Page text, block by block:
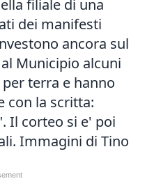
filiale di una
dei manifesti
ancora sul
Municipio alcuni
terra e hanno
con la scritta:
Il corteo si e' poi
Immagini di Tino